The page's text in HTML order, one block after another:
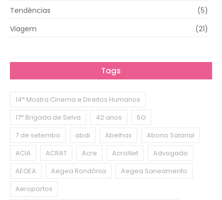
Tendências
(5)
Viagem
(21)
Tags
14ª Mostra Cinema e Direitos Humanos
17ª Brigada de Selva
42 anos
5G
7 de setembo
abdi Abelhas
Abono Salarial
ACIA
ACRAT Acre AcroNet
Advogado
AEGEA
Aegea Rondônia
Aegea Saneamento
Aeroportos